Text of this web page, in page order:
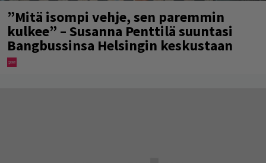
”Mitä isompi vehje, sen paremmin
kulkee” – Susanna Penttilä suuntasi
Bangbussinsa Helsingin keskustaan